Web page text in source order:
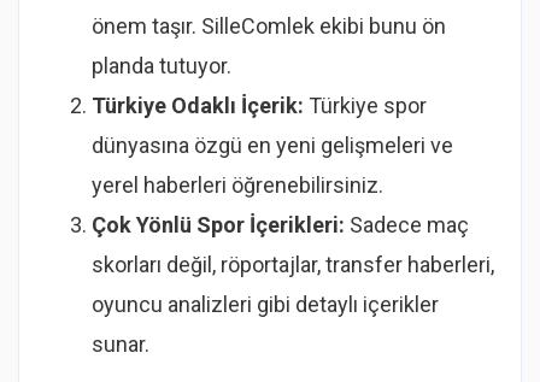
önem taşır. SilleComlek ekibi bunu ön
planda tutuyor.
Türkiye Odaklı İçerik: Türkiye spor
dünyasına özgü en yeni gelişmeleri ve
yerel haberleri öğrenebilirsiniz.
Çok Yönlü Spor İçerikleri: Sadece maç
skorları değil, röportajlar, transfer haberleri,
oyuncu analizleri gibi detaylı içerikler
sunar.